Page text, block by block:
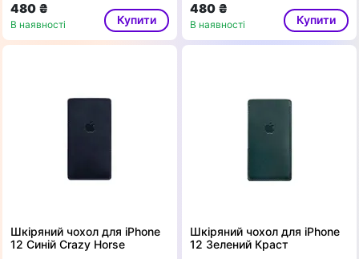
480 ₴
В наявності Купити
480 ₴
В наявності Купити
Шкіряний чохол для iPhone
12 Синій Crazy Horse
Шкіряний чохол для iPhone
12 Зелений Краст